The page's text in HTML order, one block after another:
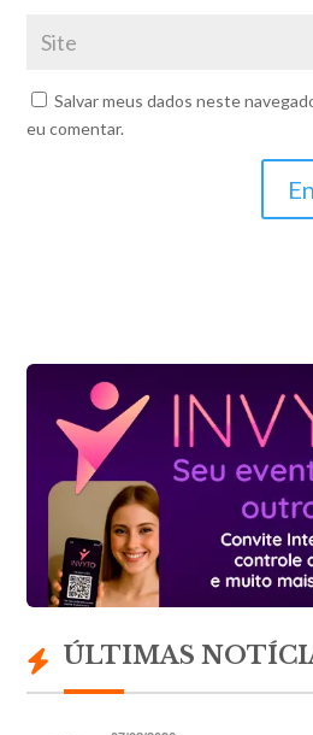
Salvar meus dados neste
eu comentar.
ÚLTIMAS